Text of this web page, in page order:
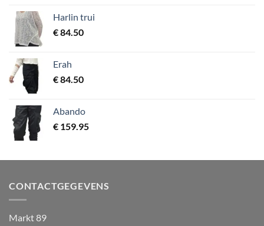
Harlin trui
€84.50
Erah
€84.50
Abando
€ 159.95
CONTACTGEGEVENS
Markt 89